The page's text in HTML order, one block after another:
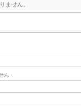
ません。
ん -